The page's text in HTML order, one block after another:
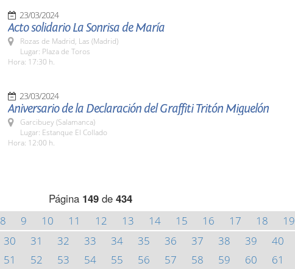
23/03/2024
Acto solidario La Sonrisa de María
Rozas de Madrid, Las (Madrid)
Lugar: Plaza de Toros
Hora: 17:30 h.
23/03/2024
Aniversario de la Declaración del Graffiti Tritón Miguelón
Garcibuey (Salamanca)
Lugar: Estanque El Collado
Hora: 12:00 h.
Página 149de 434
8 9 10 11 12 13 14 15 16 17 18 19
30 31 32 33 34 35 36 37 38 39 40
51 52 53 54 55 56 57 58 59 60 61